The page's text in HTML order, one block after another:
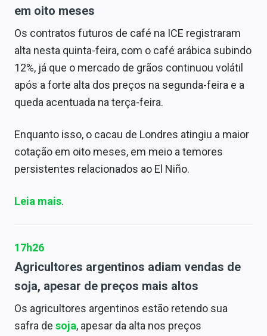
em oito meses
Os contratos futuros de café na ICE registraram
alta nesta quinta-feira, com o café arábica subindo
12%, já que o mercado de grãos continuou volátil
após a forte alta dos preços na segunda-feira e a
queda acentuada na terça-feira.
Enquanto isso, o cacau de Londres atingiu a maior
cotação em oito meses, em meio a temores
persistentes relacionados ao El Niño.
Leia mais.
17h26
Agricultores argentinos adiam vendas de
soja, apesar de preços mais altos
Os agricultores argentinos estão retendo sua
safra de soja, apesar da alta nos preços